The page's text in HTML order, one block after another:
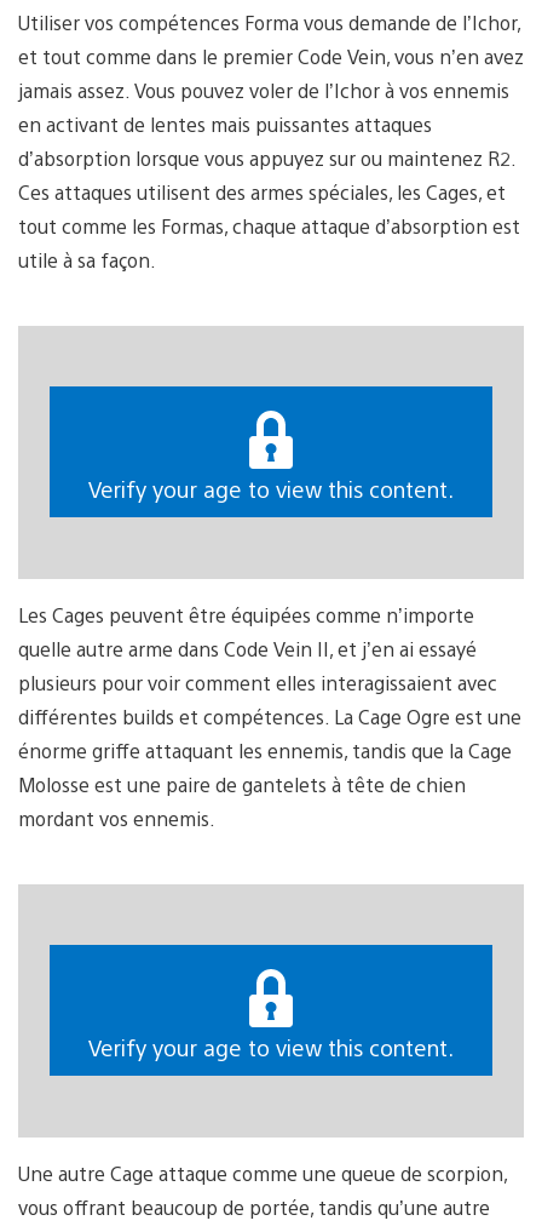
Utiliser vos compétences Forma vous demande de l’Ichor,
et tout comme dans le premier Code Vein, vous n’en avez
jamais assez. Vous pouvez voler de l’Ichor à vos ennemis
en activant de lentes mais puissantes attaques
d’absorption lorsque vous appuyez sur ou maintenez R2.
Ces attaques utilisent des armes spéciales, les Cages, et
tout comme les Formas, chaque attaque d’absorption est
utile à sa façon.
Verify your age to view this content.
Les Cages peuvent être équipées comme n’importe
quelle autre arme dans Code Vein II, et j’en ai essayé
plusieurs pour voir comment elles interagissaient avec
différentes builds et compétences. La Cage Ogre est une
énorme griffe attaquant les ennemis, tandis que la Cage
Molosse est une paire de gantelets à tête de chien
mordant vos ennemis.
Verify your age to view this content.
Une autre Cage attaque comme une queue de scorpion,
vous offrant beaucoup de portée, tandis qu’une autre